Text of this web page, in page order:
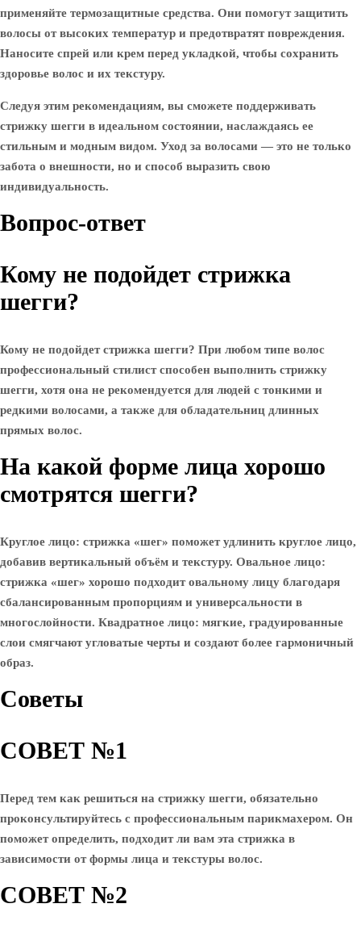
применяйте термозащитные средства. Они помогут защитить
волосы от высоких температур и предотвратят повреждения.
Наносите спрей или крем перед укладкой, чтобы сохранить
здоровье волос и их текстуру.
Следуя этим рекомендациям, вы сможете поддерживать
стрижку шегги в идеальном состоянии, наслаждаясь ее
стильным и модным видом. Уход за волосами — это не только
забота о внешности, но и способ выразить свою
индивидуальность.
Вопрос-ответ
Кому не подойдет стрижка
шегги?
Кому не подойдет стрижка шегги? При любом типе волос
профессиональный стилист способен выполнить стрижку
шегги, хотя она не рекомендуется для людей с тонкими и
редкими волосами, а также для обладательниц длинных
прямых волос.
На какой форме лица хорошо
смотрятся шегги?
Круглое лицо: стрижка «шег» поможет удлинить круглое лицо,
добавив вертикальный объём и текстуру. Овальное лицо:
стрижка «шег» хорошо подходит овальному лицу благодаря
сбалансированным пропорциям и универсальности в
многослойности. Квадратное лицо: мягкие, градуированные
слои смягчают угловатые черты и создают более гармоничный
образ.
Советы
СОВЕТ №1
Перед тем как решиться на стрижку шегги, обязательно
проконсультируйтесь с профессиональным парикмахером. Он
поможет определить, подходит ли вам эта стрижка в
зависимости от формы лица и текстуры волос.
СОВЕТ №2